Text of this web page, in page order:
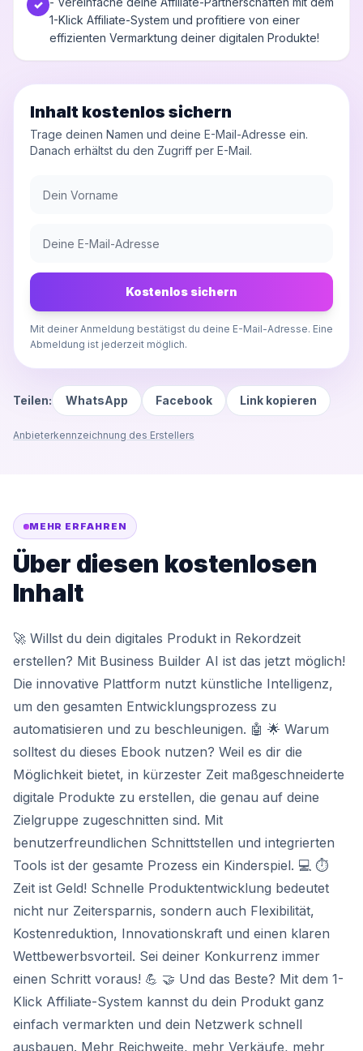
✓
1-Klick Affiliate-System und profitiere von einer
effizienten Vermarktung deiner digitalen Produkte!
Inhalt kostenlos sichern
Trage deinen Namen und deine E-Mail-Adresse ein.
Danach erhältst du den Zugriff per E-Mail.
Kostenlos sichern
Mit deiner Anmeldung bestätigst du deine E-Mail-Adresse. Eine
Abmeldung ist jederzeit möglich.
Teilen: WhatsApp Facebook Link kopieren
Anbieterkennzeichnung des Erstellers
MEHR ERFAHREN
Über diesen kostenlosen
Inhalt
🚀 Willst du dein digitales Produkt in Rekordzeit
erstellen? Mit Business Builder AI ist das jetzt möglich!
Die innovative Plattform nutzt künstliche Intelligenz,
um den gesamten Entwicklungsprozess zu
automatisieren und zu beschleunigen. 🤖 🌟 Warum
solltest du dieses Ebook nutzen? Weil es dir die
Möglichkeit bietet, in kürzester Zeit maßgeschneiderte
digitale Produkte zu erstellen, die genau auf deine
Zielgruppe zugeschnitten sind. Mit
benutzerfreundlichen Schnittstellen und integrierten
Tools ist der gesamte Prozess ein Kinderspiel. 💻 ⏱️
Zeit ist Geld! Schnelle Produktentwicklung bedeutet
nicht nur Zeitersparnis, sondern auch Flexibilität,
Kostenreduktion, Innovationskraft und einen klaren
Wettbewerbsvorteil. Sei deiner Konkurrenz immer
einen Schritt voraus! 💪 🤝 Und das Beste? Mit dem 1-
Klick Affiliate-System kannst du dein Produkt ganz
einfach vermarkten und dein Netzwerk schnell
ausbauen. Mehr Reichweite, mehr Verkäufe, mehr